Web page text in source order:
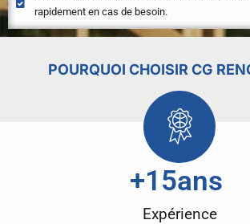
rapidement en cas de besoin.
POURQUOI CHOISIR CG
Expérience
+15ans